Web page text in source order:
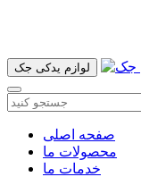
لوازم یدکی جک
صفحه اصلی
محصولات ما
خدمات ما